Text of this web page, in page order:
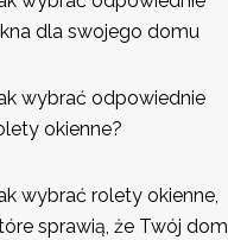
dla swojego domu
wybrać odpowiednie
okienne?
wybrać rolety okienne,
sprawią, że Twój dom